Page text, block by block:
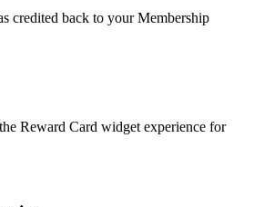
credited back to your Membership
Reward Card widget experience for